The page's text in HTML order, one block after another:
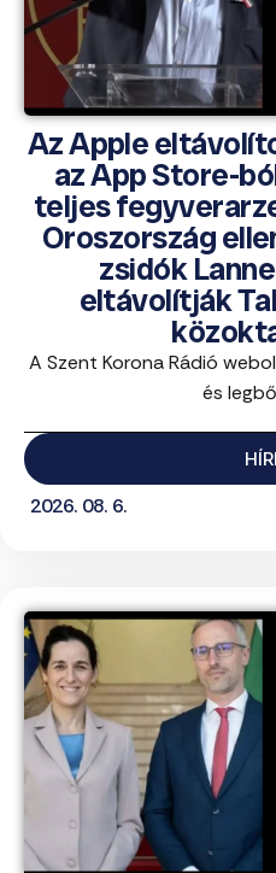
Az Apple
az App Store-
teljes
Oroszország
zsidók
eltávolítják
A Szent Korona Rádió
és
2026. 08. 6.